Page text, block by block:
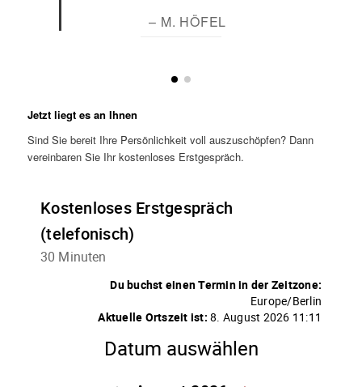
– M. HÖFEL
Jetzt liegt es an Ihnen
Sind Sie bereit Ihre Persönlichkeit voll auszuschöpfen? Dann
vereinbaren Sie Ihr kostenloses Erstgespräch.